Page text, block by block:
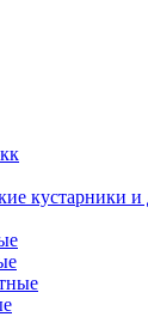
кустарники и